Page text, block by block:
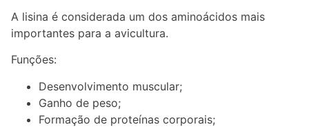
A lisina é considerada um dos aminoácidos mais
importantes para a avicultura.
Funções:
Desenvolvimento muscular;
Ganho de peso;
Formação de proteínas corporais;